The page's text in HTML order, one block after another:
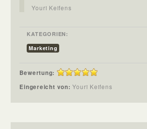
Youri Keifens
KATEGORIEN:
Marketing
Bewertung:
Eingereicht von:Youri Keifens